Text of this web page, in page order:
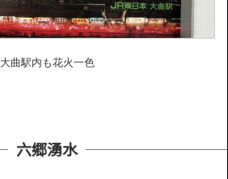
大曲駅内も花火一色
六郷湧水